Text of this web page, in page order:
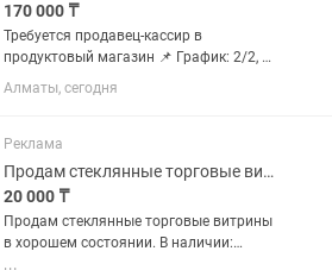
170 000 ₸
Требуется продавец-кассир в
продуктовый магазин 📌 График: 2/2, с
9:00 до 23:00 📌 Зарплата: стабильная,
без задержек 📌 Место работы: мкр.
Обязанности: •работа за...
Алматы, сегодня
Реклама
Продам стеклянные торговые витрины в хорошем состоянии.
20 000 ₸
Продам стеклянные торговые витрины
в хорошем состоянии. В наличии:
большие прямые витрины; средние